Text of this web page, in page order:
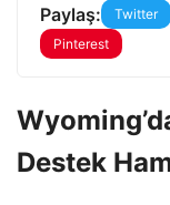
Paylaş: Twitter
Pinterest
Destek